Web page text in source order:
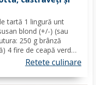
tartă 1 lingură unt
blond (+/-) (sau
250 g brânză
4 fire de ceapă verde
80 gr somon
Retete culinare